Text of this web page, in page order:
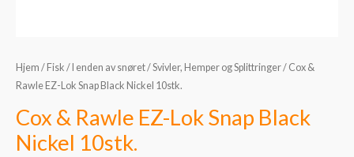
Hjem / Fisk / I enden av snøret/Svivler, Hemper og Splittringer/ Cox &
Rawle EZ-Lok Snap Black Nickel 10stk.
Cox & Rawle EZ-Lok Snap Black
Nickel 10stk.